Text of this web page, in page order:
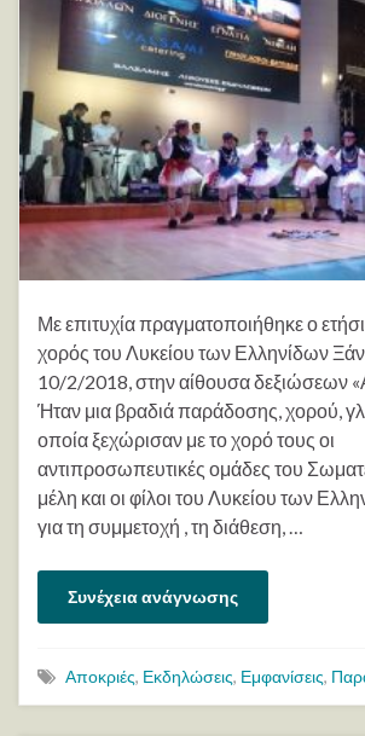
Με επιτυχία πραγματοποιήθηκε ο
χορός του Λυκείου των Ελληνίδων
10/2/2018, στην αίθουσα
Ήταν μια βραδιά παράδοσης, χορού,
οποία ξεχώρισαν με το χορό τους οι
αντιπροσωπευτικές ομάδες του
μέλη και οι φίλοι του Λυκείου των
για τη συμμετοχή , τη διάθεση, …
Συνέχεια ανάγνωσης
Αποκριές, Εκδηλώσεις, Εμφανίσεις,